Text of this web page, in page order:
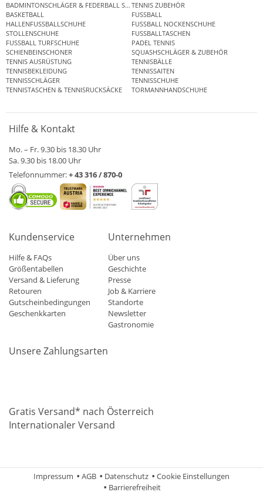
BADMINTONSCHLÄGER & FEDERBALL SETSTENNIS ZUBEHÖR
BASKETBALL
FUSSBALL
HALLENFUSSBALLSCHUHE
FUSSBALL NOCKENSCHUHE
STOLLENSCHUHE
FUSSBALLTASCHEN
FUSSBALL TURFSCHUHE
PADEL TENNIS
SCHIENBEINSCHONER
SQUASHSCHLÄGER & ZUBEHÖR
TENNIS AUSRÜSTUNG
TENNISBÄLLE
TENNISBEKLEIDUNG
TENNISSAITEN
TENNISSCHLÄGER
TENNISSCHUHE
TENNISTASCHEN & TENNISRUCKSÄCKE
TORMANNHANDSCHUHE
Hilfe & Kontakt
Mo. – Fr. 9.30 bis 18.30 Uhr
Sa. 9.30 bis 18.00 Uhr
Telefonnummer:+ 43 316 / 870-0
Kundenservice
Hilfe & FAQs
Größentabellen
Versand & Lieferung
Retouren
Gutscheinbedingungen
Geschenkkarten
Unternehmen
Über uns
Geschichte
Presse
Job & Karriere
Standorte
Newsletter
Gastronomie
Unsere Zahlungsarten
Gratis Versand* nach Österreich
Internationaler Versand
Impressum AGB Datenschutz
Cookie Einstellungen
Barrierefreiheit